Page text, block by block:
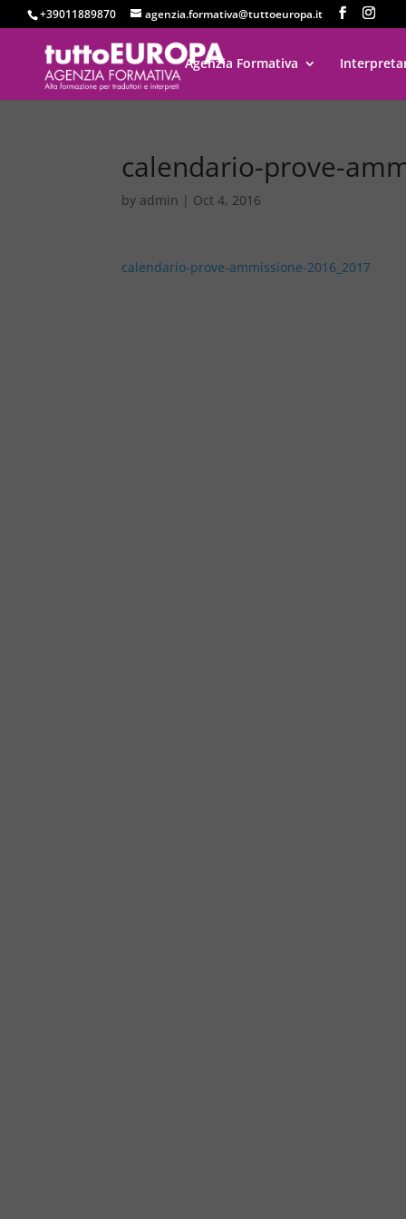
+39011889870 agenzia.formativa@tuttoeuropa.it
Agenzia Formativa
calendario-prove-
by admin | Oct 4, 2016
calendario-prove-ammissione-2016_2017